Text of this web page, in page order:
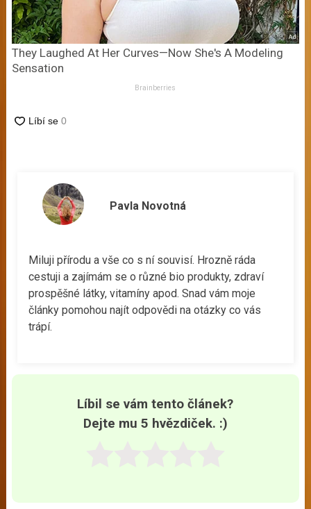
They Laughed At Her Curves—Now She's A Modeling
Sensation
Brainberries
Pavla Novotná
Miluji přírodu a vše co s ní souvisí. Hrozně ráda
cestuji a zajímám se o různé bio produkty, zdraví
prospěšné látky, vitamíny apod. Snad vám moje
články pomohou najít odpovědi na otázky co vás
trápí.
Líbil se vám tento článek?
Dejte mu 5 hvězdiček. :)